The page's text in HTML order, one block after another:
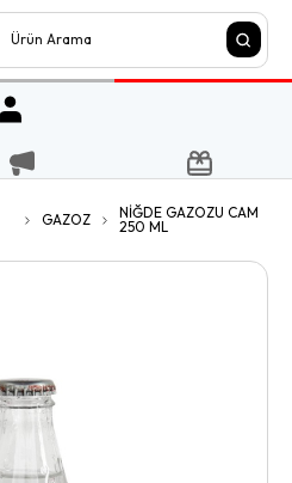
GAZOZ
NİĞDE GAZOZU CAM
250 ML